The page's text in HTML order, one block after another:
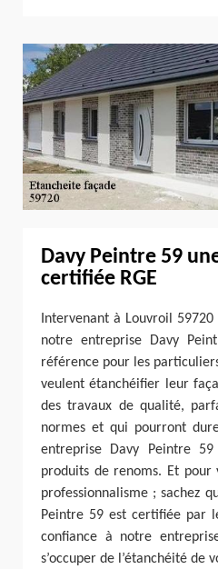
Davy Peintre 59
certifiée RGE
Intervenant à Louvroil
notre entreprise Davy
référence pour les
veulent étanchéifier leur
des travaux de qualité,
normes et qui pourront
entreprise Davy Peintre
produits de renoms. Et
professionnalisme ; sachez
Peintre 59 est certifiée par
confiance à notre
s’occuper de l’étanchéité de